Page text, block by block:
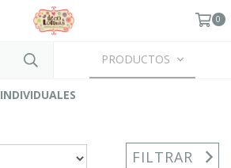
0
PRODUCTOS
INDIVIDUALES
FILTRAR